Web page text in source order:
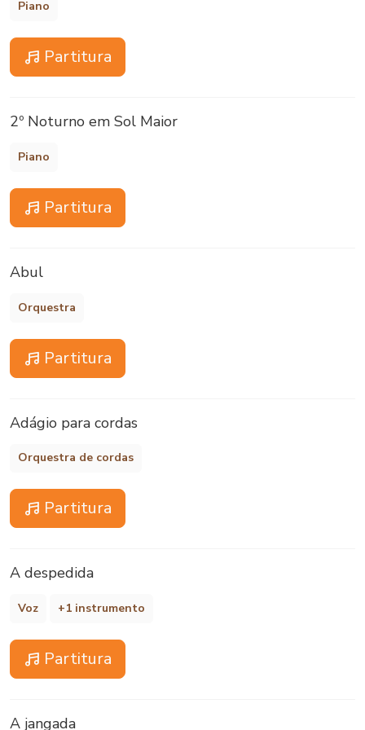
Piano
Partitura
2º Noturno em Sol Maior
Piano
Partitura
Abul
Orquestra
Partitura
Adágio para cordas
Orquestra de cordas
Partitura
A despedida
Voz +1 instrumento
Partitura
A jangada